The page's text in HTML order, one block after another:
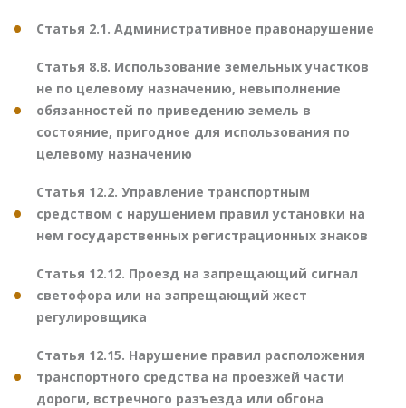
Статья 2.1. Административное правонарушение
Статья 8.8. Использование земельных участков
не по целевому назначению, невыполнение
обязанностей по приведению земель в
состояние, пригодное для использования по
целевому назначению
Статья 12.2. Управление транспортным
средством с нарушением правил установки на
нем государственных регистрационных знаков
Статья 12.12. Проезд на запрещающий сигнал
светофора или на запрещающий жест
регулировщика
Статья 12.15. Нарушение правил расположения
транспортного средства на проезжей части
дороги, встречного разъезда или обгона